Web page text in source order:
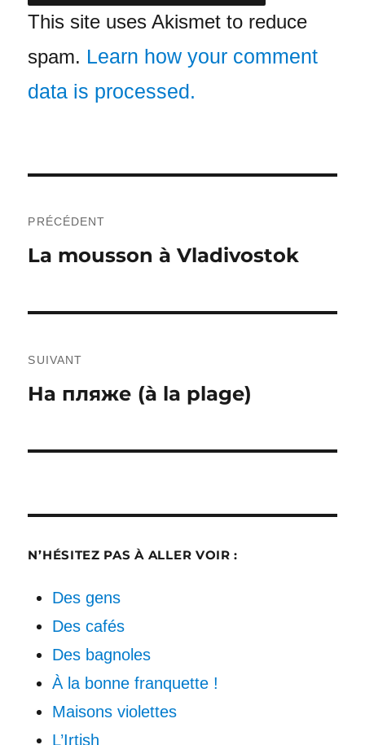
This site uses Akismet to reduce
spam. Learn how your comment
data is processed.
de
l’article
PRÉCÉDENT
Publication
La mousson à Vladivostok
SUIVANT
Publication
На пляже (à la plage)
N’HÉSITEZ PAS À ALLER VOIR :
Des gens
Des cafés
Des bagnoles
À la bonne franquette !
Maisons violettes
L’Irtish